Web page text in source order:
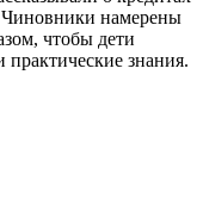
намерены
чтобы дети
практические знания.